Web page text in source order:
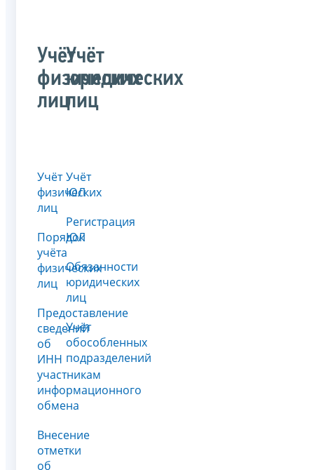
Учёт
физических
лиц
Учёт
физических
лиц
Порядок
учёта
физических
лиц
Предоставление
сведений
об
ИНН
участникам
информационного
обмена
Внесение
отметки
об
Учёт
юридических
лиц
Учёт
ЮЛ
Регистрация
ЮЛ
Обязанности
юридических
лиц
Учёт
обособленных
подразделений